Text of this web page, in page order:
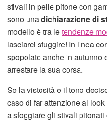
stivali in pelle pitone con
sono unadichiarazione di
modello è tra letendenze
lasciarci sfuggire! In linea
spopolato anche in autunno
arrestare la sua corsa.
Se la vistosità e il tono
caso di far attenzione al
a sfoggiare gli stivali